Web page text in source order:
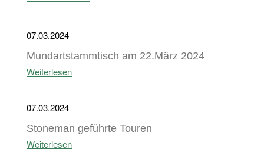
07.03.2024
Mundartstammtisch am 22.März 2024
Weiterlesen
07.03.2024
Stoneman geführte Touren
Weiterlesen